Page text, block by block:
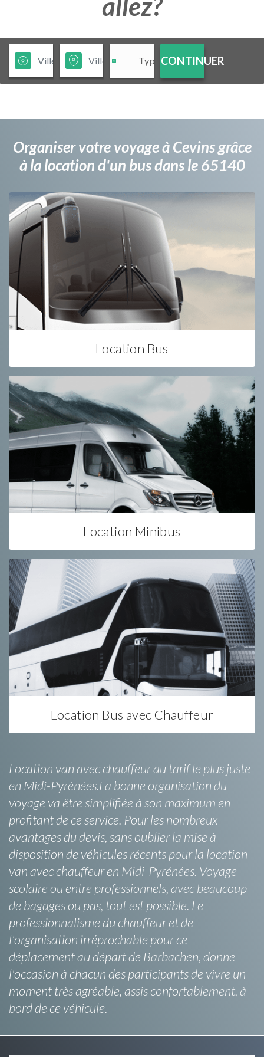
CONTINUER
Organiser votre voyage à Cevins grâce
à la location d'un bus dans le 65140
Location Bus
Location Minibus
Location Bus avec Chauffeur
Location van avec chauffeur au tarif le plus juste
en Midi-Pyrénées.La bonne organisation du
voyage va être simplifiée à son maximum en
profitant de ce service. Pour les nombreux
avantages du devis, sans oublier la mise à
disposition de véhicules récents pour la location
van avec chauffeur en Midi-Pyrénées. Voyage
scolaire ou entre professionnels, avec beaucoup
de bagages ou pas, tout est possible. Le
professionnalisme du chauffeur et de
l'organisation irréprochable pour ce
déplacement au départ de Barbachen, donne
l'occasion à chacun des participants de vivre un
moment très agréable, assis confortablement, à
bord de ce véhicule.